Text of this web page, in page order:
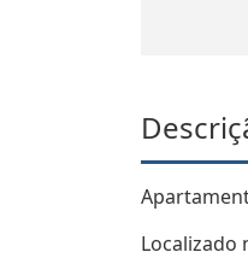
Localizado